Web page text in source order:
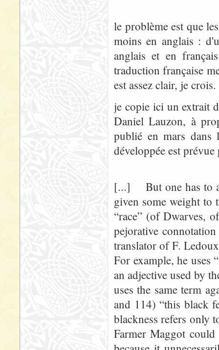
le problème est que
moins en anglais :
anglais et en
traduction française
est assez clair, je crois.
je copie ici un extrait
Daniel Lauzon, à
publié en mars dans
développée est
[...] But one has to
given some weight to
“race” (of Dwarves,
pejorative
translator of F.
For example, he uses
an adjective used by
uses the same term
and 114) “this black
blackness refers only
Farmer Maggot